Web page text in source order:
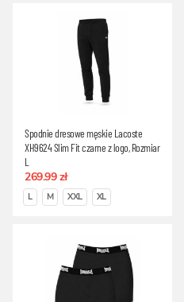
Spodnie dresowe męskie Lacoste
XH9624 Slim Fit czarne z logo, Rozmiar
L
269.99 zł
L M XXL XL